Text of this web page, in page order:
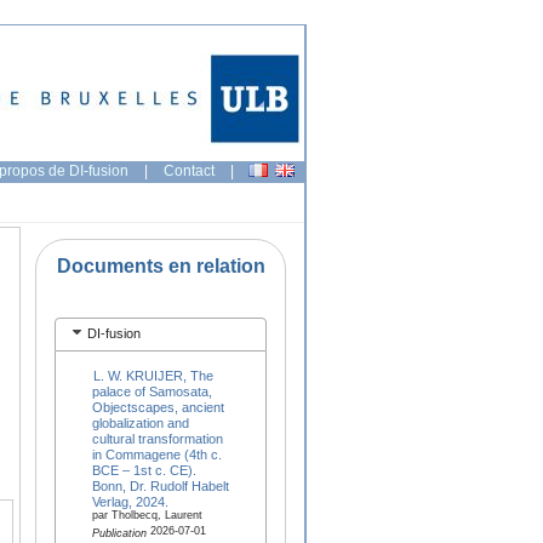
de DI-fusion | Contact |
Documents en relation
DI-fusion
L. W. KRUIJER, The
palace of Samosata,
Objectscapes, ancient
globalization and
cultural transformation
in Commagene (4th c.
BCE – 1st c. CE).
Bonn, Dr. Rudolf Habelt
Verlag, 2024.
par Tholbecq, Laurent
Publication2026-07-01